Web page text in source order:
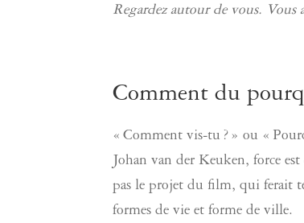
Regardez autour de vous. Vous
Comment du
« Comment vis-tu ? » ou «
Johan van der Keuken, force
pas le projet du film, qui ferait
formes de vie et forme de ville.